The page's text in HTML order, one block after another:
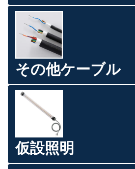
その他ケーブル
仮設照明